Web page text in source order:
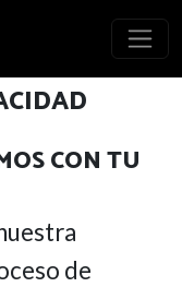
CON TU
de